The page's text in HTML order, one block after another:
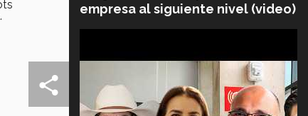
empresa al siguiente nivel (video)